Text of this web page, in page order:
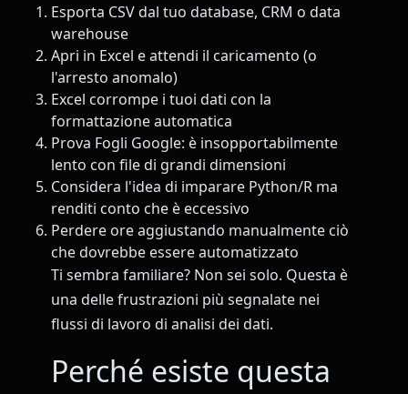
Esporta CSV dal tuo database, CRM o data
warehouse
Apri in Excel e attendi il caricamento (o
l'arresto anomalo)
Excel corrompe i tuoi dati con la
formattazione automatica
Prova Fogli Google: è insopportabilmente
lento con file di grandi dimensioni
Considera l'idea di imparare Python/R ma
renditi conto che è eccessivo
Perdere ore aggiustando manualmente ciò
che dovrebbe essere automatizzato
Ti sembra familiare? Non sei solo. Questa è
una delle frustrazioni più segnalate nei
flussi di lavoro di analisi dei dati.
Perché esiste questa